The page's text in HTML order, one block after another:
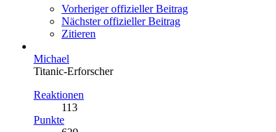
Vorheriger offizieller Beitrag
Nächster offizieller Beitrag
Zitieren
Michael
Titanic-Erforscher
Reaktionen
113
Punkte